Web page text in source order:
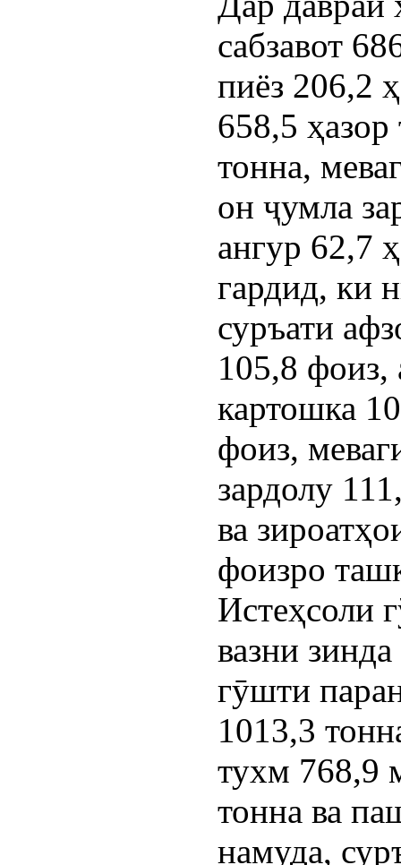
сабзавот
пиёз 206,2
658,5 ҳазор
тонна,
он ҷумла
ангур 62,7
гардид, ки
суръати
105,8 фоиз,
картошка
фоиз,
зардолу
ва
фоизро
Истеҳсоли
вазни
гӯшти
1013,3
тухм 768,9
тонна ва
намуда,